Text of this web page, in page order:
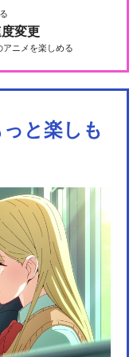
変更
ニメを楽しめる
と楽しも